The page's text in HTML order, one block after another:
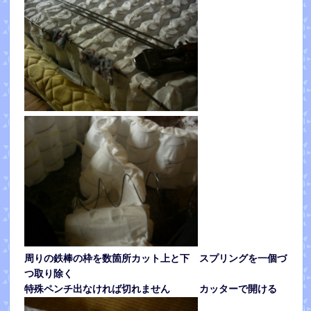
周りの鉄棒の枠を数箇所カット上と下 スプリングを一個づ
つ取り除く
特殊ペンチ出なければ切れません カッターで開ける